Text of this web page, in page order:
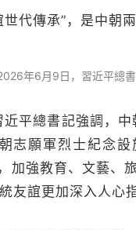
傳承”，是中朝兩
年6月9日，習近平總書
總書記強調，中
志願軍烈士紀念
加強教育、文藝、
友誼更加深入人心